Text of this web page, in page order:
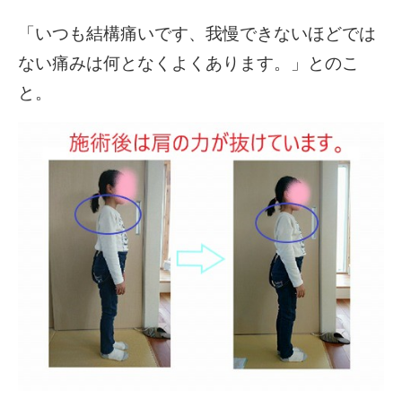
「いつも結構痛いです、我慢できないほどでは
ない痛みは何となくよくあります。」とのこ
と。